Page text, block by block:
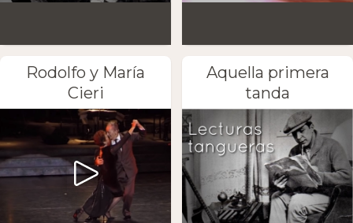
Rodolfo y María
Cieri
Aquella primera
tanda